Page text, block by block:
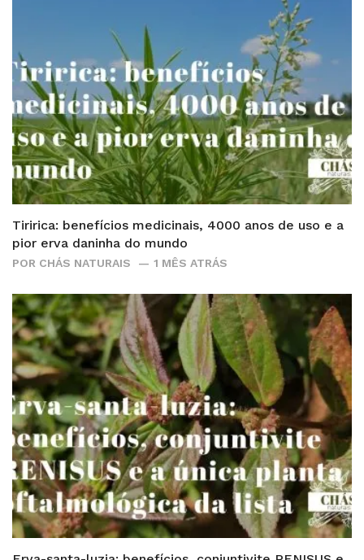
Tiririca: benefícios medicinais, 4000 anos de uso e a
pior erva daninha do mundo
POR CHÁS NATURAIS 1 MÊS ATRÁS